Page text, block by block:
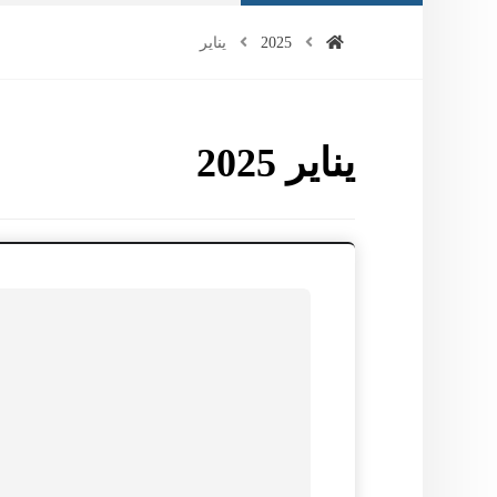
2025 يناير
يناير 2025